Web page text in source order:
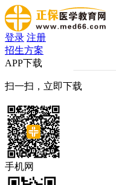
登录 注册
招生方案
APP下载
扫一扫，立即下载
手机网